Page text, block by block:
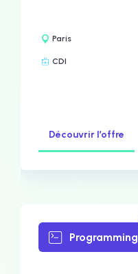
Paris
CDI
Découvrir l’offre
Programming